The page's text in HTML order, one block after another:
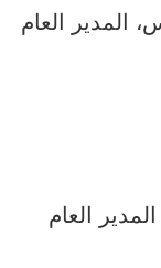
المدير العام
العام